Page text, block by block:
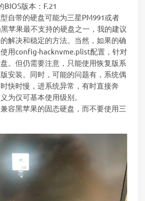
BIOS版本：F.21
自带的硬盘可能为三星PM991或者
苹果最不支持的硬盘之一，我的建议
解决和稳定的方法。当然，如果的确
用config-hacknvme.plist配置，针对
。但仍需要注意，只能使用恢复版系
安装。同时，可能的问题有，系统偶
快时慢，进系统异常，有时直接奔
为仅可基本使用级别。
容黑苹果的固态硬盘，而不要使用三